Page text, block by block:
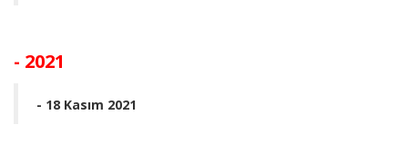
- 2021
- 18 Kasım 2021